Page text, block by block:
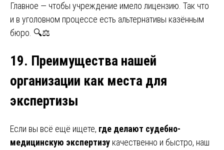
Главное — чтобы учреждение имело лицензию. Так что
и в уголовном процессе есть альтернативы казённым
бюро. 🔍⚖️
19. Преимущества нашей
организации как места для
экспертизы
Если вы всё ещё ищете, где делают судебно-
медицинскую экспертизу качественно и быстро, наш